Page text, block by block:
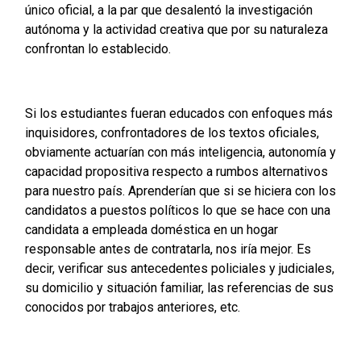
único oficial, a la par que desalentó la investigación
autónoma y la actividad creativa que por su naturaleza
confrontan lo establecido.
Si los estudiantes fueran educados con enfoques más
inquisidores, confrontadores de los textos oficiales,
obviamente actuarían con más inteligencia, autonomía y
capacidad propositiva respecto a rumbos alternativos
para nuestro país. Aprenderían que si se hiciera con los
candidatos a puestos políticos lo que se hace con una
candidata a empleada doméstica en un hogar
responsable antes de contratarla, nos iría mejor. Es
decir, verificar sus antecedentes policiales y judiciales,
su domicilio y situación familiar, las referencias de sus
conocidos por trabajos anteriores, etc.